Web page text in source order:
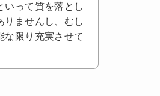
いって質を落とし
りませんし、むし
な限り充実させて